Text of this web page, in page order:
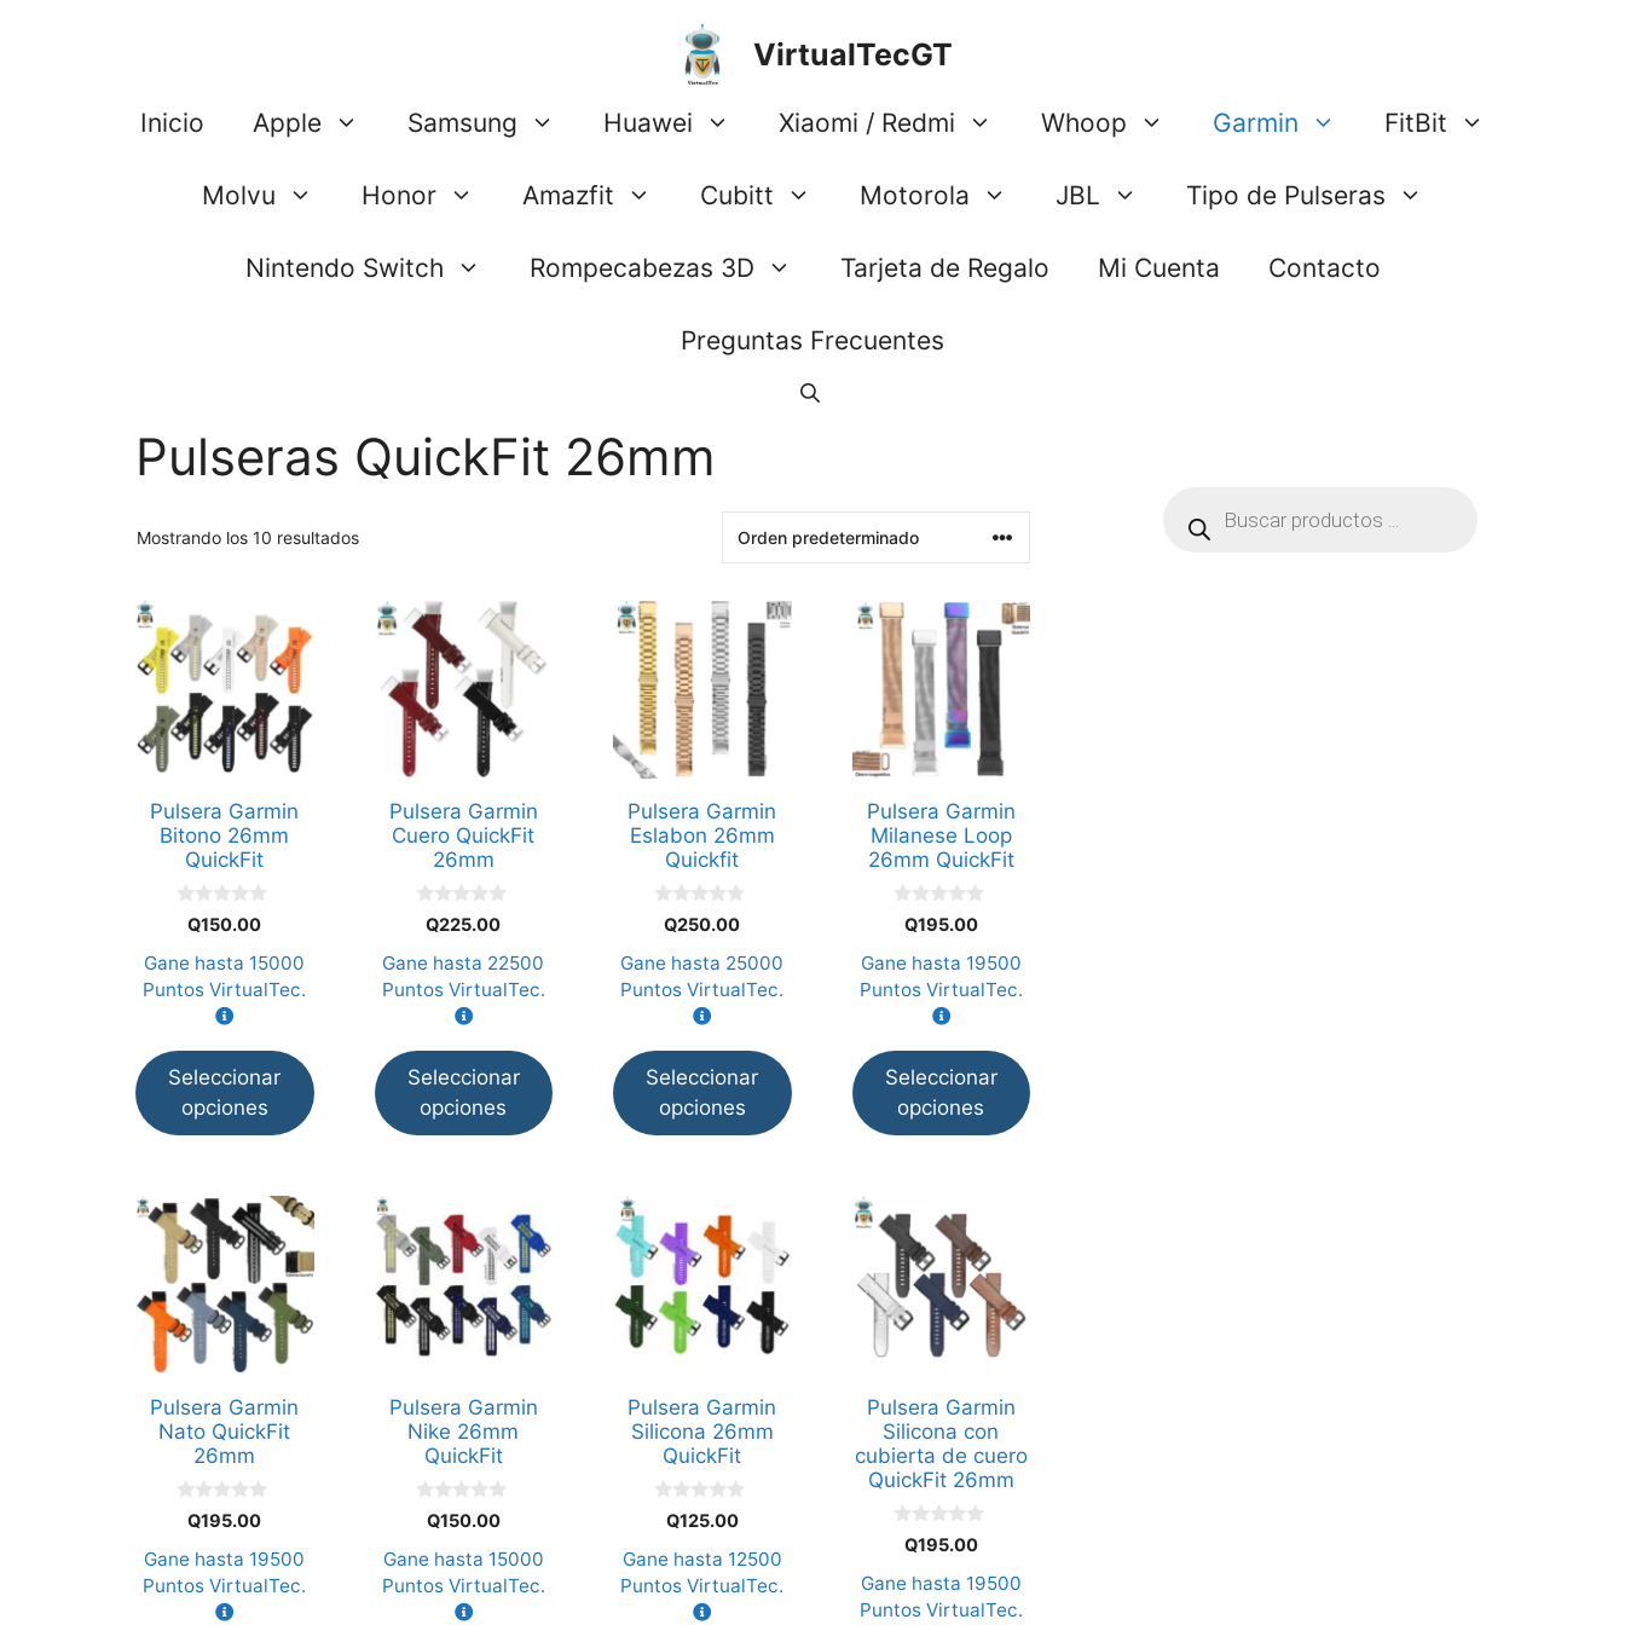
VirtualTecGT
Inicio Apple Samsung Huawei Xiaomi / Redmi Whoop Garmin FitBit
Molvu Honor Amazfit Cubitt Motorola JBL Tipo de Pulseras
Nintendo Switch Rompecabezas 3D Tarjeta de Regalo Mi Cuenta Contacto
Preguntas Frecuentes
Pulseras QuickFit 26mm
Mostrando los 10 resultados
Pulsera Garmin
Bitono 26mm
QuickFit
5
Q150.00
Gane hasta 15000
Puntos VirtualTec.
Seleccionar
opciones
Este
producto
tiene
múltiples
variantes.
Las
se
pueden
elegir
página
Pulsera Garmin
Cuero QuickFit
26mm
5
Q225.00
Gane hasta 22500
Puntos VirtualTec.
Seleccionar
opciones
Este
producto
tiene
múltiples
variantes.
Las
se
pueden
elegir
página
Pulsera Garmin
Eslabon 26mm
Quickfit
5
Q250.00
Gane hasta 25000
Puntos VirtualTec.
Seleccionar
opciones
Este
producto
tiene
múltiples
variantes.
Las
se
pueden
elegir
página
Pulsera Garmin
Milanese Loop
26mm QuickFit
5
Q195.00
Gane hasta 19500
Puntos VirtualTec.
Seleccionar
opciones
Este
producto
tiene
múltiples
variantes.
Las
se
pueden
elegir
página
Pulsera Garmin
Nato QuickFit
26mm
5
Q195.00
Gane hasta 19500
Puntos VirtualTec.
Este
producto
tiene
múltiples
variantes.
Las
se
pueden
elegir
página
Pulsera Garmin
Nike 26mm
QuickFit
5
Q150.00
Gane hasta 15000
Puntos VirtualTec.
Este
producto
tiene
múltiples
variantes.
se
pueden
elegir
página
Pulsera Garmin
Silicona 26mm
QuickFit
5
Q125.00
Gane hasta 12500
Puntos VirtualTec.
Este
producto
tiene
múltiples
variantes.
se
pueden
elegir
página
Pulsera Garmin
Silicona con
cubierta de cuero
QuickFit 26mm
5
Q195.00
Gane hasta 19500
Puntos VirtualTec.
Este
producto
tiene
múltiples
variantes.
Las
se
pueden
elegir
página
de
productos